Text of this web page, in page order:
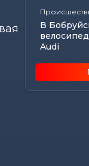
В
Audi
Общество -
Когда
бруснику